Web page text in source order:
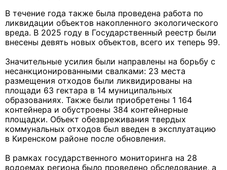
В течение года также была проведена работа по
ликвидации объектов накопленного экологического
вреда. В 2025 году в Государственный реестр были
внесены девять новых объектов, всего их теперь 99.
Значительные усилия были направлены на борьбу с
несанкционированными свалками: 23 места
размещения отходов были ликвидированы на
площади 63 гектара в 14 муниципальных
образованиях. Также были приобретены 1 164
контейнера и обустроены 384 контейнерные
площадки. Объект обезвреживания твердых
коммунальных отходов был введен в эксплуатацию
в Киренском районе после обновления.
В рамках государственного мониторинга на 28
водоемах региона было проведено обследование, а